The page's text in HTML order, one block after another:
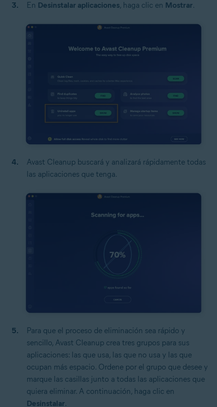
En Desinstalar aplicaciones, haga clic en Mostrar.
Avast Cleanup buscará y analizará rápidamente todas
las aplicaciones que tenga.
Para que el proceso de eliminación sea rápido y
sencillo, Avast Cleanup crea tres grupos para sus
aplicaciones: las que usa, las que no usa y las que
ocupan más espacio. Ordene por el grupo que desee y
marque las casillas junto a todas las aplicaciones que
quiera eliminar. A continuación, haga clic en
Desinstalar.